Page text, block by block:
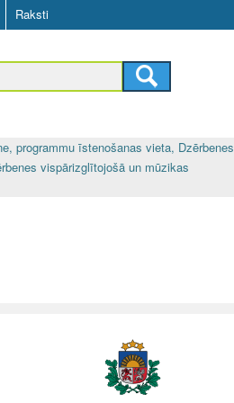
Raksti
programmu īstenošanas vieta, Dzērbenes
vispārizglītojošā un mūzikas